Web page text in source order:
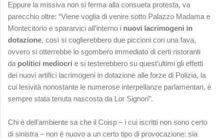
Eppure la missiva non si ferma alla consueta protesta, va
parecchio oltre: “Viene voglia di venire sotto Palazzo Madama e
Montecitorio e spararvici all’interno i nuovi lacrimogeni in
dotazione, così si coglierebbero due piccioni con una fava,
ovvero si otterrebbe lo sgombero immediato di certi ristoranti
da politici mediocri e si testerebbero su quest’ultimi gli effetti
dei nuovi artifici lacrimogeni in dotazione alle forze di Polizia, la
cui lesività nonostante le numerose interpellanze parlamentari, è
sempre stata tenuta nascosta da Lor Signori”.
Chi è dell’ambiente sa che il Coisp – i cui iscritti non sono certo
di sinistra – non è nuovo a un certo tipo di provocazione: sia